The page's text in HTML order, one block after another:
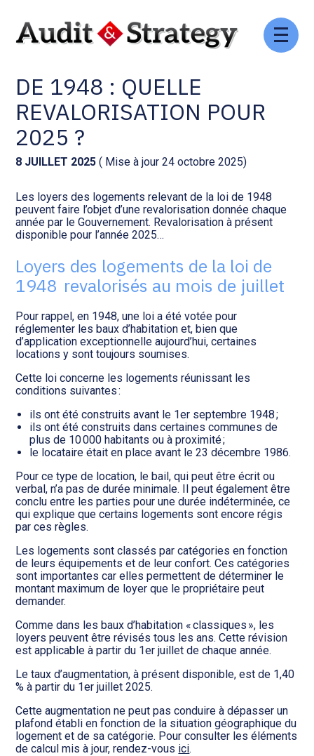
Aller
Comptabilité et conseil
Social et ressources humaines
Assistance juridique
Pilotage d’entreprise
Audit légal
Gestion de patrimoine
Procédures collectives
Transition numérique
Gestion des documents : ISuite
Tenue de votre comptabilité :
ACD
Facturation et pilotage :
EVOLIZ
Analyse et tableau de bord :
WAIBI
Gérer vos ressources
humaines : SILAE
LOGEMENTS SOUMIS À LOI
DE 1948 : QUELLE
REVALORISATION POUR
2025 ?
8 JUILLET 2025 ( Mise à jour 24 octobre 2025)
Les loyers des logements relevant de la loi de 1948
peuvent faire l’objet d’une revalorisation donnée chaque
année par le Gouvernement. Revalorisation à présent
disponible pour l’année 2025…
Loyers des logements de la loi de
1948 revalorisés au mois de juillet
Pour rappel, en 1948, une loi a été votée pour
réglementer les baux d’habitation et, bien que
d’application exceptionnelle aujourd’hui, certaines
locations y sont toujours soumises.
Cette loi concerne les logements réunissant les
conditions suivantes :
ils ont été construits avant le 1er septembre 1948 ;
ils ont été construits dans certaines communes de
plus de 10 000 habitants ou à proximité ;
le locataire était en place avant le 23 décembre 1986.
Pour ce type de location, le bail, qui peut être écrit ou
verbal, n’a pas de durée minimale. Il peut également être
conclu entre les parties pour une durée indéterminée, ce
qui explique que certains logements sont encore régis
par ces règles.
Les logements sont classés par catégories en fonction
de leurs équipements et de leur confort. Ces catégories
sont importantes car elles permettent de déterminer le
montant maximum de loyer que le propriétaire peut
demander.
Comme dans les baux d’habitation « classiques », les
loyers peuvent être révisés tous les ans. Cette révision
est applicable à partir du 1er juillet de chaque année.
Le taux d’augmentation, à présent disponible, est de 1,40
% à partir du 1er juillet 2025.
Cette augmentation ne peut pas conduire à dépasser un
plafond établi en fonction de la situation géographique du
logement et de sa catégorie. Pour consulter les éléments
de calcul mis à jour, rendez-vous ici.